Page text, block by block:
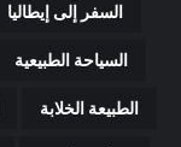
السفر إلى إيطاليا
السياحة الطبيعية
الطبيعة الخلابة